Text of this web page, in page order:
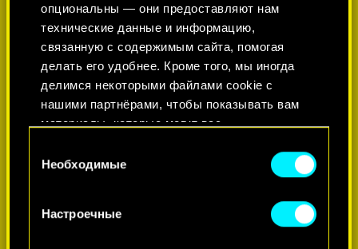
опциональны — они предоставляют нам
технические данные и информацию,
связанную с содержимым сайта, помогая
делать его удобнее. Кроме того, мы иногда
делимся некоторыми файлами cookie с
нашими партнёрами, чтобы показывать вам
материалы, которые могут вас
сетях. Однако все опциональные файлы
Найти подробную информацию о том, как мы
согласия
Необходимые
Настроечные